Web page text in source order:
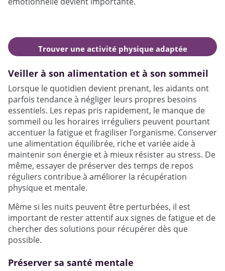
Trouver une activité physique adaptée
Veiller à son alimentation et à son sommeil
Lorsque le quotidien devient prenant, les aidants ont
parfois tendance à négliger leurs propres besoins
essentiels. Les repas pris rapidement, le manque de
sommeil ou les horaires irréguliers peuvent pourtant
accentuer la fatigue et fragiliser l’organisme. Conserver
une alimentation équilibrée, riche et variée aide à
maintenir son énergie et à mieux résister au stress. De
même, essayer de préserver des temps de repos
réguliers contribue à améliorer la récupération
physique et mentale.
Même si les nuits peuvent être perturbées, il est
important de rester attentif aux signes de fatigue et de
chercher des solutions pour récupérer dès que
possible.
Préserver sa santé mentale